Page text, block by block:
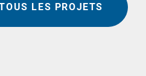
LES PROJETS